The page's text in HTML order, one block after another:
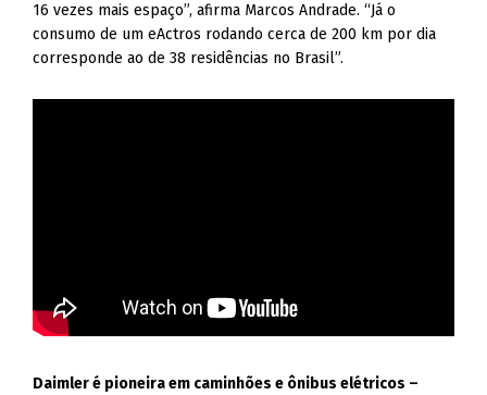
16 vezes mais espaço”, afirma Marcos Andrade. “Já o
consumo de um eActros rodando cerca de 200 km por dia
corresponde ao de 38 residências no Brasil”.
Daimler é pioneira em caminhões e ônibus elétricos –